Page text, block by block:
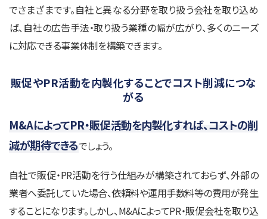
でさまざまです。自社と異なる分野を取り扱う会社を取り込め
ば、自社の広告手法・取り扱う業種の幅が広がり、多くのニーズ
に対応できる事業体制を構築できます。
販促やPR活動を内製化することでコスト削減につな
がる
M&AによってPR・販促活動を内製化すれば、コストの削
減が期待できるでしょう。
自社で販促・PR活動を行う仕組みが構築されておらず、外部の
業者へ委託していた場合、依頼料や運用手数料等の費用が発生
することになります。しかし、M&AによってPR・販促会社を取り込